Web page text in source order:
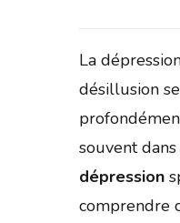
La
désillusion
souvent
dépression
comprendre